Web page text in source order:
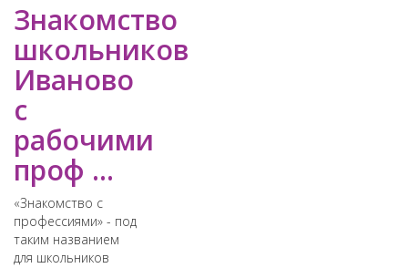
Знакомство
школьников
Иваново
с
рабочими
проф ...
«Знакомство с
профессиями» - под
таким названием
для школьников